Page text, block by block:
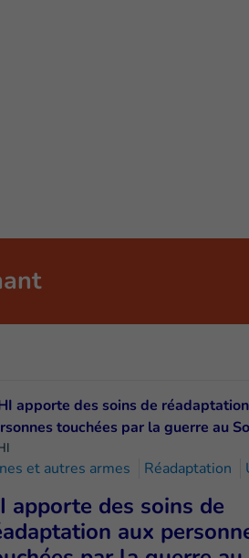
et autres armes Réadaptation
apporte des soins de
aux